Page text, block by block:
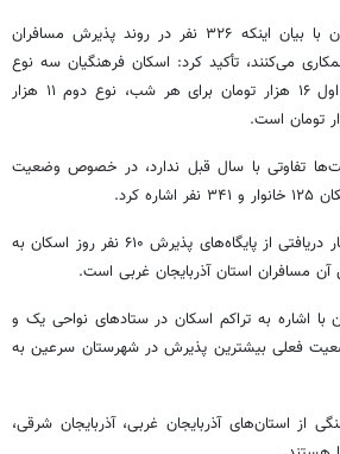
مدیرکل آموزش‌وپرورش استان با بیان اینکه ۳۲۶ نفر در روند پذیرش مسافران
می‌کنند، تأکید کرد: اسکان فرهنگیان سه نوع
درجه‌بندی دارد که نرخ نوع اول ۱۶ هزار تومان برای هر شب، نوع دوم ۱۱ هزار
تومان است.
تفاوتی با سال قبل ندارد، در خصوص وضعیت
کرد.
وی افزود: بر اساس آخرین آمار دریافتی از پایگاه‌های پذیرش ۶۱۰ نفر روز اسکان به
مسافران استان آذربایجان غربی است.
اشاره به تراکم اسکان در ستادهای نواحی یک و
فعلی بیشترین پذیرش در شهرستان سرعین به
از استان‌های آذربایجان غربی، آذربایجان شرقی،